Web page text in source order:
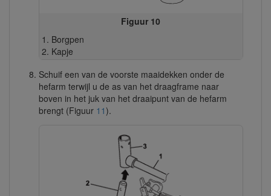
Figuur 10
Borgpen
Kapje
Schuif een van de voorste maaidekken onder de
hefarm terwijl u de as van het draagframe naar
boven in het juk van het draaipunt van de hefarm
brengt (Figuur 11).